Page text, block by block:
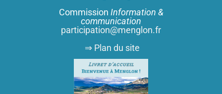
Commission Information &
communication
participation@menglon.fr
⇒ Plan du site